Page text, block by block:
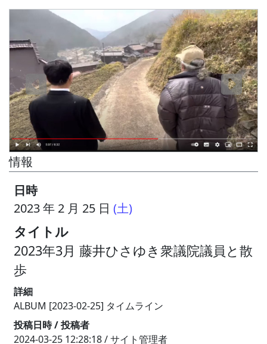
情報
日時
2023 年 2 月 25 日 (土)
タイトル
2023年3月 藤井ひさゆき衆議院議員と散
歩
詳細
ALBUM [2023-02-25] タイムライン
投稿日時 / 投稿者
2024-03-25 12:28:18 / サイト管理者